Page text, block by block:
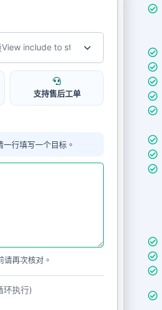
支持售后工单
行填写一个目标。
再次核对。
环执行)